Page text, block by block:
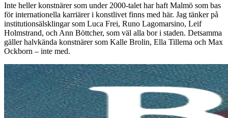
Inte heller konstnärer som under 2000-talet har haft Malmö som bas
för internationella karriärer i konstlivet finns med här. Jag tänker på
institutionsälsklingar som Luca Frei, Runo Lagomarsino, Leif
Holmstrand, och Ann Böttcher, som väl alla bor i staden. Detsamma
gäller halvkända konstnärer som Kalle Brolin, Ella Tillema och Max
Ockborn – inte med.